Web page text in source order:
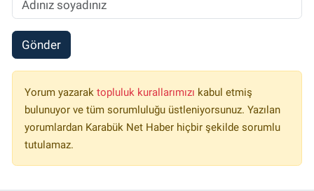
Gönder
Yorum yazarak topluluk kurallarımızı kabul etmiş
bulunuyor ve tüm sorumluluğu üstleniyorsunuz. Yazılan
yorumlardan Karabük Net Haber hiçbir şekilde sorumlu
tutulamaz.